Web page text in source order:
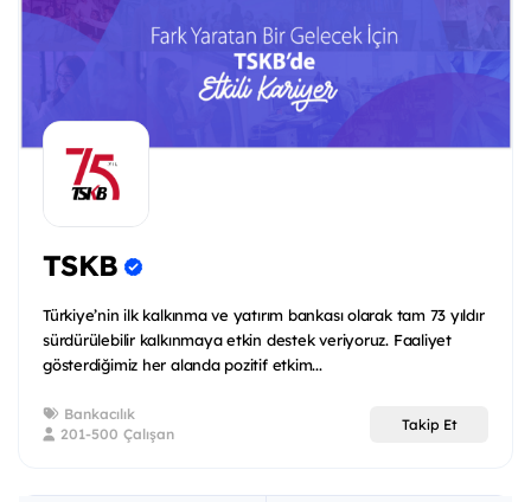
TSKB
Türkiye’nin ilk kalkınma ve yatırım bankası olarak tam 73 yıldır
sürdürülebilir kalkınmaya etkin destek veriyoruz. Faaliyet
gösterdiğimiz her alanda pozitif etkim...
Bankacılık
201-500 Çalışan
Takip Et